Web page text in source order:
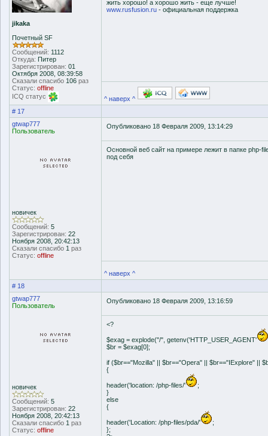
jikaka
Почетный SF
Сообщений: 1112
Откуда: Питер
Зарегистрирован: 01
Октября 2008, 08:39:58
Сказали спасибо 106 раз
Статус: offline
ICQ статус
жить хорошо! а хорошо жить - еще лучше!
www.rusfusion.ru - официальная поддержка
^ наверх ^
# 17
gtwap777
Пользователь
новичек
Сообщений: 5
Зарегистрирован: 22
Ноября 2008, 20:42:13
Сказали спасибо 1 раз
Статус: offline
Опубликовано 18 Февраля 2009, 13:14:29
Основной веб сайт на примере лежит в папке php-
под себя
^ наверх ^
# 18
gtwap777
Пользователь
новичек
Сообщений: 5
Зарегистрирован: 22
Ноября 2008, 20:42:13
Сказали спасибо 1 раз
Статус: offline
Опубликовано 18 Февраля 2009, 13:16:59
<?
$exag = explode("/", getenv('HTTP_USER_AGENT'
$br = $exag[0];
if ($br=="Mozilla" || $br=="Opera" || $br=="IExplore" ||
{
header('location: /php-files/'
;
}
else
{
header('Location: /php-files/pda/'
;
};